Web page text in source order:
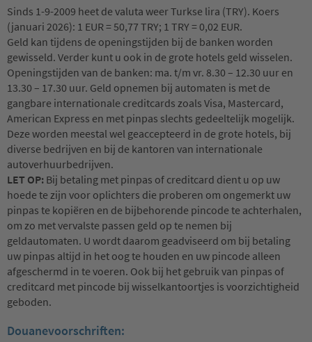
Sinds 1-9-2009 heet de valuta weer Turkse lira (TRY). Koers
(januari 2026): 1 EUR = 50,77 TRY; 1 TRY = 0,02 EUR.
Geld kan tijdens de openingstijden bij de banken worden
gewisseld. Verder kunt u ook in de grote hotels geld wisselen.
Openingstijden van de banken: ma. t/m vr. 8.30 – 12.30 uur en
13.30 – 17.30 uur. Geld opnemen bij automaten is met de
gangbare internationale creditcards zoals Visa, Mastercard,
American Express en met pinpas slechts gedeeltelijk mogelijk.
Deze worden meestal wel geaccepteerd in de grote hotels, bij
diverse bedrijven en bij de kantoren van internationale
autoverhuurbedrijven.
LET OP: Bij betaling met pinpas of creditcard dient u op uw
hoede te zijn voor oplichters die proberen om ongemerkt uw
pinpas te kopiëren en de bijbehorende pincode te achterhalen,
om zo met vervalste passen geld op te nemen bij
geldautomaten. U wordt daarom geadviseerd om bij betaling
uw pinpas altijd in het oog te houden en uw pincode alleen
afgeschermd in te voeren. Ook bij het gebruik van pinpas of
creditcard met pincode bij wisselkantoortjes is voorzichtigheid
geboden.
Douanevoorschriften: